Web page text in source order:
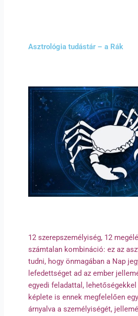
Asztrológia tudástár – a Rák
12 szerepszemélyiség, 12
számtalan kombináció: ez az
tudni, hogy önmagában a Nap
lefedettséget ad az ember
egyedi feladattal,
képlete is ennek megfelelően
árnyalva a személyiségét,